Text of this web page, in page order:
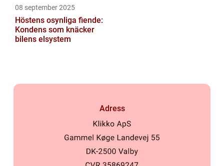
08 september 2025
Höstens osynliga fiende:
Kondens som knäcker
bilens elsystem
Adress